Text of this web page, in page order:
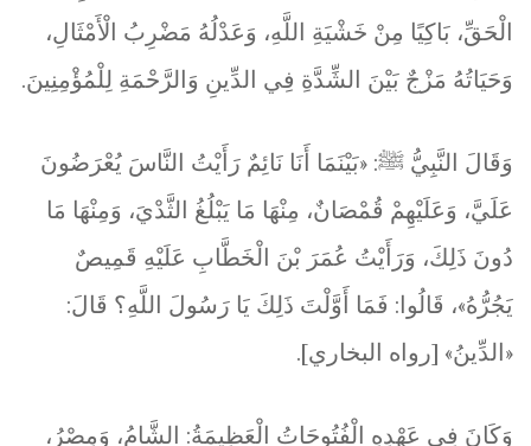
الْحَقِّ، بَاكِيًا مِنْ خَشْيَةِ اللَّهِ، وَعَدْلُهُ مَضْرِبُ الْأَمْثَالِ،
وَحَيَاتُهُ مَزْجٌ بَيْنَ الشِّدَّةِ فِي الدِّينِ وَالرَّحْمَةِ لِلْمُؤْمِنِينَ.
وَقَالَ النَّبِيُّ ﷺ: «بَيْنَمَا أَنَا نَائِمٌ رَأَيْتُ النَّاسَ يُعْرَضُونَ
عَلَيَّ، وَعَلَيْهِمْ قُمْصَانٌ، مِنْهَا مَا يَبْلُغُ الثَّدْيَ، وَمِنْهَا مَا
دُونَ ذَلِكَ، وَرَأَيْتُ عُمَرَ بْنَ الْخَطَّابِ عَلَيْهِ قَمِيصٌ
يَجُرُّهُ»، قَالُوا: فَمَا أَوَّلْتَ ذَلِكَ يَا رَسُولَ اللَّهِ؟ قَالَ:
«الدِّينُ» [رواه البخاري].
وَكَانَ فِي عَهْدِهِ الْفُتُوحَاتُ الْعَظِيمَةُ: الشَّامُ، وَمِصْرُ،